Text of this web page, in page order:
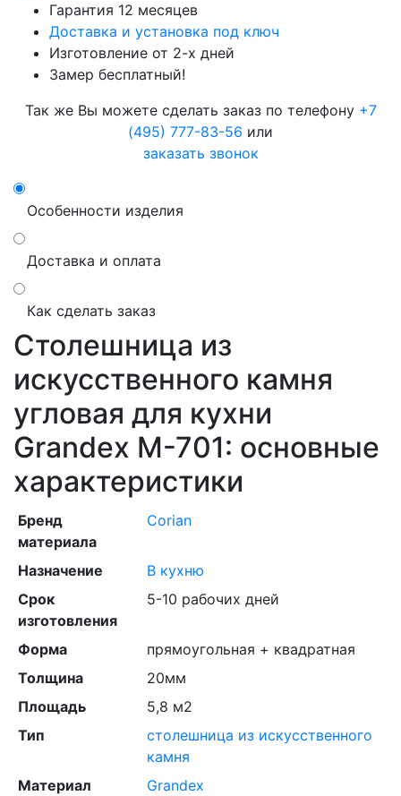
Гарантия 12 месяцев
Доставка и установка под ключ
Изготовление от 2-х дней
Замер бесплатный!
Так же Вы можете сделать заказ по телефону +7
(495) 777-83-56 или
заказать звонок
Особенности изделия
Доставка и оплата
Как сделать заказ
Столешница из
искусственного камня
угловая для кухни
Grandex M-701: основные
характеристики
Бренд
материала
Corian
Назначение
В кухню
Срок
изготовления
5-10 рабочих дней
Форма
прямоугольная + квадратная
Толщина
20мм
Площадь
5,8 м2
Тип
столешница из искусственного
камня
Материал
Grandex